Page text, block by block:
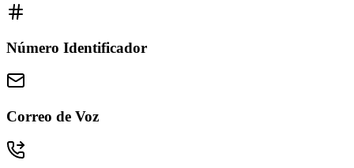
Número Identificador
Correo de Voz